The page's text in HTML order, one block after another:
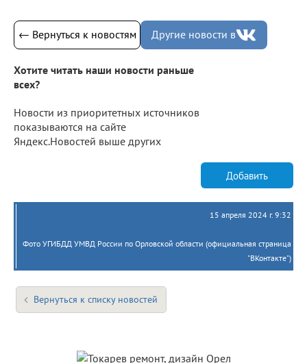
← Вернуться к новостям Другие новости в
Хотите читать наши новости раньше
всех?
Новости из приоритетных источников
показываются на сайте
Яндекс.Новостей выше других
Добавить
15 апреля 2024 г. 9:32
Фото УГИБДД УМВД России по Орловской области (официальная страница
"ВКонтакте")
Вернуться к списку новостей